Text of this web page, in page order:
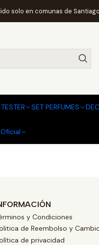
SET PERFUMES
Oficial
solo en comunas de
HOMBRE
y Condiciones
de Reembolso y
de privacidad